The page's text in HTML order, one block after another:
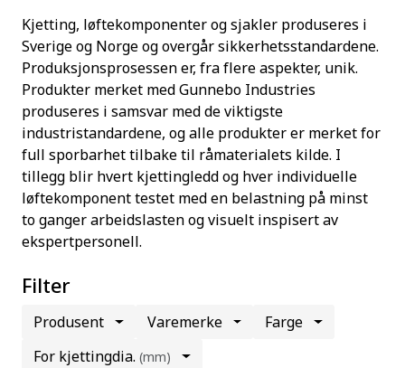
Kjetting, løftekomponenter og sjakler produseres i
Sverige og Norge og overgår sikkerhetsstandardene.
Produksjonsprosessen er, fra flere aspekter, unik.
Produkter merket med Gunnebo Industries
produseres i samsvar med de viktigste
industristandardene, og alle produkter er merket for
full sporbarhet tilbake til råmaterialets kilde. I
tillegg blir hvert kjettingledd og hver individuelle
løftekomponent testet med en belastning på minst
to ganger arbeidslasten og visuelt inspisert av
ekspertpersonell.
Filter
Produsent Varemerke
Farge
For kjettingdia. (mm)